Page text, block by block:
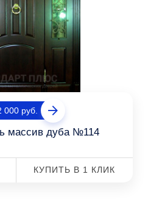
000 руб.
массив дуба №114
КУПИТЬ В 1 КЛИК